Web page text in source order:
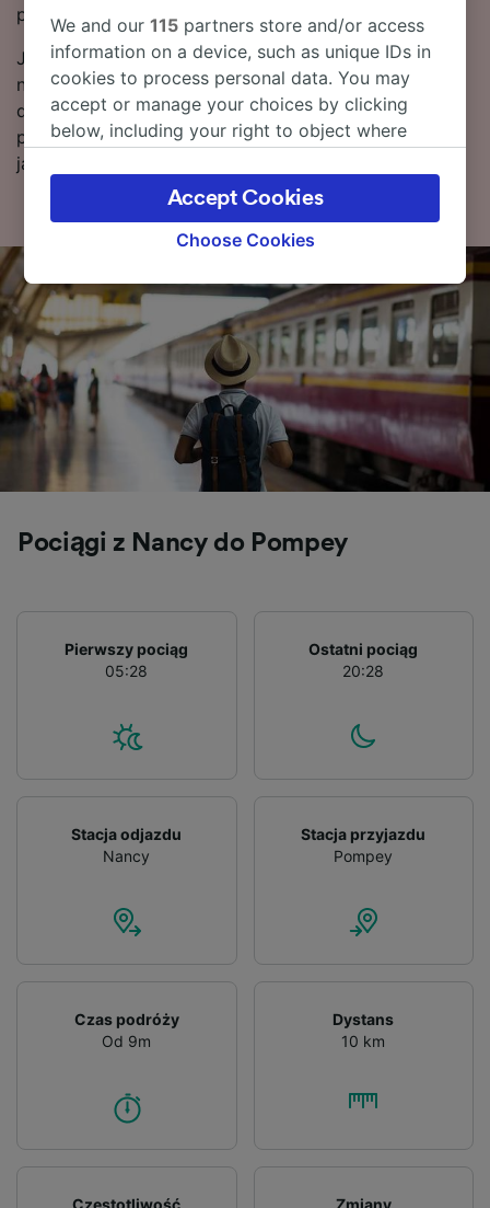
planowania podróży.
Jeśli chcesz dokonać rezerwacji, już dziś poszukaj w
naszym serwisie tanich biletów kolejowych. Czytaj
dalej, aby znaleźć więcej informacji na temat podróży
pociągiem do stacji Pompey, w tym nasz rozkład
jazdy zawierający pierwszy i ostatni kurs.
Pociągi z Nancy do Pompey
Pierwszy pociąg
05:28
Ostatni pociąg
20:28
Stacja odjazdu
Nancy
Stacja przyjazdu
Pompey
Czas podróży
Od 9m
Dystans
10 km
Częstotliwość Zmiany
We and our115 partners store and/or access
information on a device, such as unique IDs in
cookies to process personal data. You may
accept or manage your choices by clicking
below, including your right to object where
the privacy policy page. These choices will be
signaled to our partners and will not affect
browsing data. Your data will not be used for
track you.
We and our partners process data to provide:
Use precise geolocation data. Actively scan
device characteristics for identification. Store
and/or access information on a device.
Personalised advertising and content,
advertising and content measurement,
audience research and services development.
Choose Cookies
Accept Cookies